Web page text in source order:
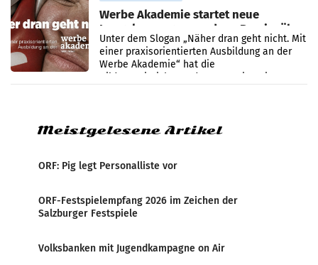
Werbe Akademie startet neue
Imagekampagne rund um Praxisnähe
Unter dem Slogan „Näher dran geht nicht. Mit
einer praxisorientierten Ausbildung an der
Werbe Akademie“ hat die
Bildungseinrichtung des WIFI Wien eine neue
Meistgelesene Artikel
ORF: Pig legt Personalliste vor
ORF-Festspielempfang 2026 im Zeichen der
Salzburger Festspiele
Volksbanken mit Jugendkampagne on Air